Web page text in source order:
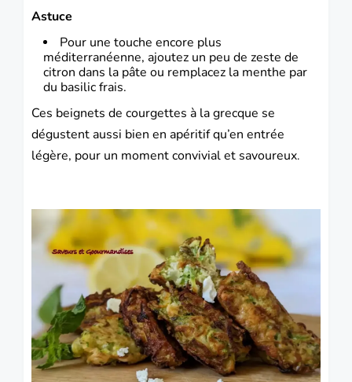
Astuce
Pour une touche encore plus
méditerranéenne, ajoutez un peu de zeste de
citron dans la pâte ou remplacez la menthe par
du basilic frais.
Ces beignets de courgettes à la grecque se
dégustent aussi bien en apéritif qu’en entrée
légère, pour un moment convivial et savoureux.